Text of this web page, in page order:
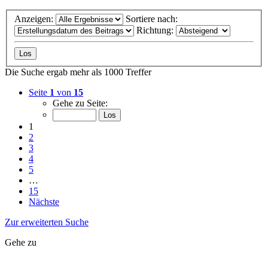
Anzeigen:
Sortiere nach:
Richtung:
Die Suche ergab mehr als 1000 Treffer
Seite 1 von 15
Gehe zu Seite:
1
2
3
4
5
…
15
Nächste
Zur erweiterten Suche
Gehe zu